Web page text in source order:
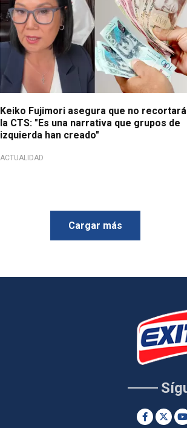
Keiko Fujimori asegura que no recortará
la CTS: "Es una narrativa que grupos de
izquierda han creado"
ACTUALIDAD
Cargar más